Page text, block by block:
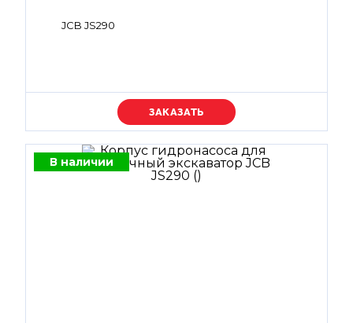
JCB JS290
Уточняйте цену
В наличии